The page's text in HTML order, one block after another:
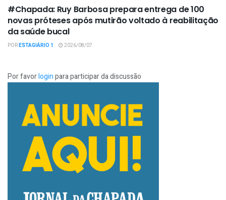
#Chapada: Ruy Barbosa prepara entrega de 100
novas próteses após mutirão voltado à reabilitação
da saúde bucal
PORESTAGIÁRIO 1 2026/08/07
Por favorloginpara participar da discussão